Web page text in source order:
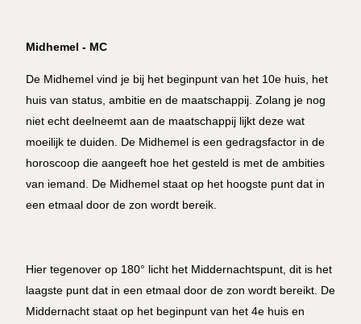
Midhemel - MC
De Midhemel vind je bij het beginpunt van het 10e huis, het
huis van status, ambitie en de maatschappij. Zolang je nog
niet echt deelneemt aan de maatschappij lijkt deze wat
moeilijk te duiden. De Midhemel is een gedragsfactor in de
horoscoop die aangeeft hoe het gesteld is met de ambities
van iemand. De Midhemel staat op het hoogste punt dat in
een etmaal door de zon wordt bereik.
Hier tegenover op 180° licht het Middernachtspunt, dit is het
laagste punt dat in een etmaal door de zon wordt bereikt. De
Middernacht staat op het beginpunt van het 4e huis en